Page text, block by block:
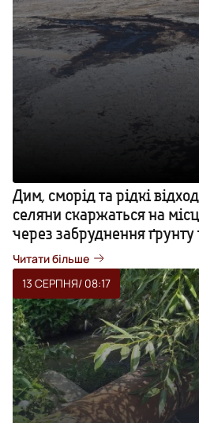
Дим, сморід та рідкі
селяни скаржаться на
через забруднення
Читати більше
13 СЕРПНЯ/ 08:17